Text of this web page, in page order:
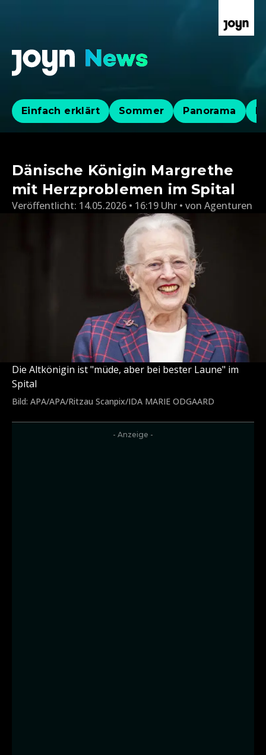
Einfach erklärt Sommer Panorama
Dänische Königin Margrethe
mit Herzproblemen im Spital
Veröffentlicht: 14.05.2026 • 16:19 Uhr von Agenturen
Die Altkönigin ist "müde, aber bei bester Laune" im
Spital
Bild: APA/APA/Ritzau Scanpix/IDA MARIE ODGAARD
- Anzeige -